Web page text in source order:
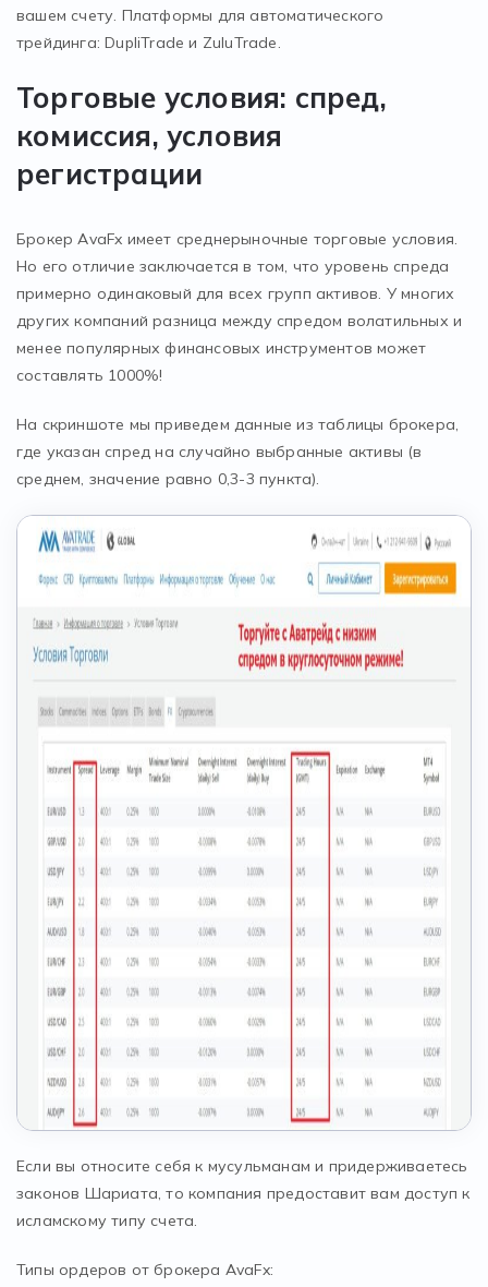
вашем счету. Платформы для автоматического
трейдинга: DupliTrade и ZuluTrade.
Торговые условия: спред,
комиссия, условия
регистрации
Брокер AvaFx имеет среднерыночные торговые условия.
Но его отличие заключается в том, что уровень спреда
примерно одинаковый для всех групп активов. У многих
других компаний разница между спредом волатильных и
менее популярных финансовых инструментов может
составлять 1000%!
На скриншоте мы приведем данные из таблицы брокера,
где указан спред на случайно выбранные активы (в
среднем, значение равно 0,3-3 пункта).
Если вы относите себя к мусульманам и придерживаетесь
законов Шариата, то компания предоставит вам доступ к
исламскому типу счета.
Типы ордеров от брокера AvaFx: